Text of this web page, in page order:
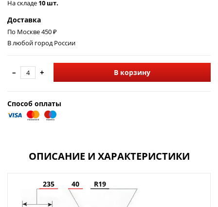
На складе 10 шт.
Доставка
По Москве 450 ₽
В любой город России
– + В корзину
Способ оплаты
ОПИСАНИЕ И ХАРАКТЕРИСТИКИ
235 40 R19